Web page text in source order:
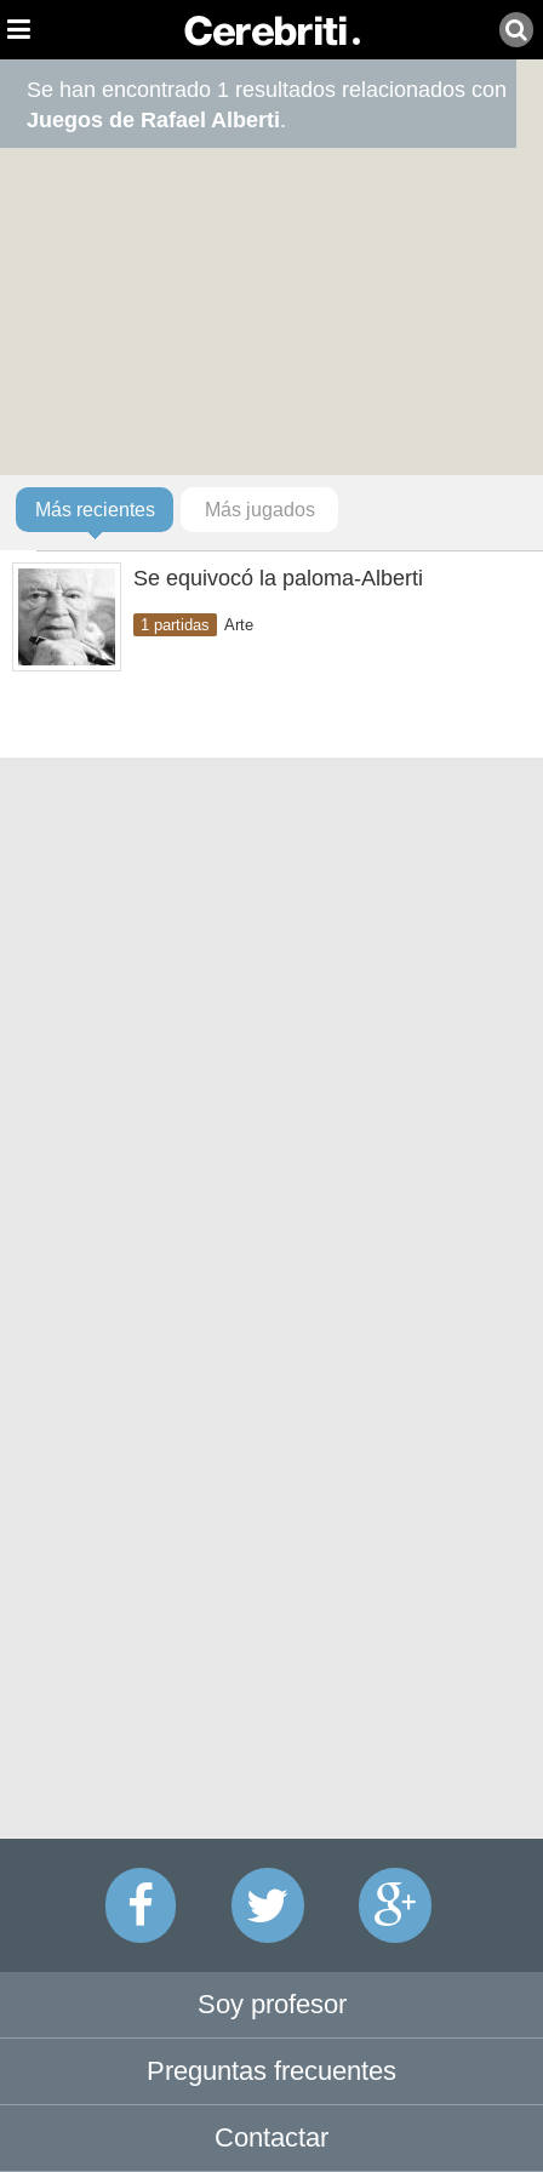
Se han encontrado 1 resultados relacionados con
Juegos de Rafael Alberti.
Más recientes Más jugados
Se equivocó la paloma-Alberti
1 partidas Arte
Soy profesor
Preguntas frecuentes
Contactar